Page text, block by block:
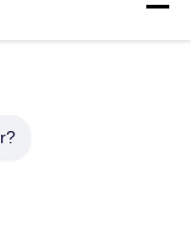
Nadelloom